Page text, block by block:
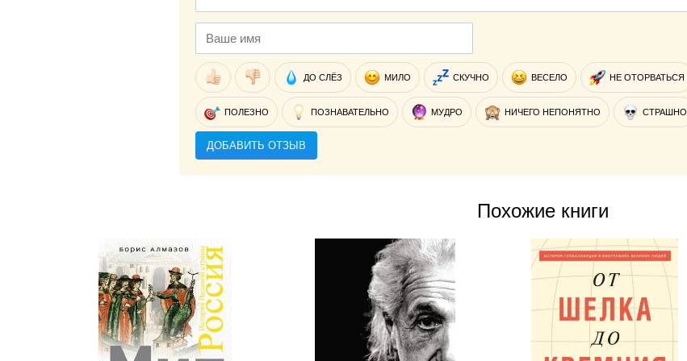
ДО СЛЁЗ МИЛО СКУЧНО ВЕСЕЛО НЕ ОТОРВАТЬСЯ
ПОЛЕЗНО ПОЗНАВАТЕЛЬНО МУДРО НИЧЕГО НЕПОНЯТНО СТРАШНО
ДОБАВИТЬ ОТЗЫВ
Похожие книги